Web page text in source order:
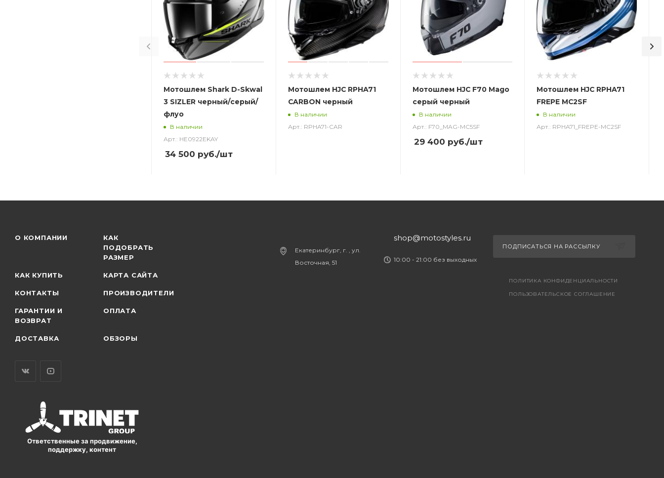
Мотошлем Shark D-Skwal
3 SIZLER черный/серый/
флуо
В наличии
Арт.: HE0922EKAY
34 500 руб./шт
Мотошлем HJC RPHA71
CARBON черный
В наличии
Арт.: RPHA71-CAR
Мотошлем HJC F70 Mago
серый черный
В наличии
Арт.: F70_MAG-MC5SF
29 400 руб./шт
Мотошлем HJC RPHA71
FREPE MC2SF
В наличии
Арт.: RPHA71_FREPE-MC2SF
О КОМПАНИИ
КАК
ПОДОБРАТЬ
РАЗМЕР
КАК КУПИТЬ КАРТА САЙТА
КОНТАКТЫ ПРОИЗВОДИТЕЛИ
ГАРАНТИИ И
ВОЗВРАТ
ОПЛАТА
ДОСТАВКА ОБЗОРЫ
Ответственные за продвижение,
поддержку, контент
Екатеринбург, г. , ул.
Восточная, 51
shop@motostyles.ru
10:00 - 21:00 без выходных
ПОДПИСАТЬСЯ НА РАССЫЛКУ
ПОЛИТИКА КОНФИДЕНЦИАЛЬНОСТИ
ПОЛЬЗОВАТЕЛЬСКОЕ СОГЛАШЕНИЕ